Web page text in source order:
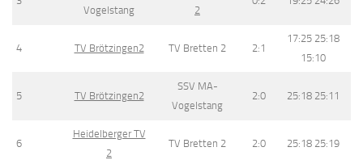
Vogelstang
2
4 TV Brötzingen2 TV Bretten 2 2:1
17:25 25:18
15:10
5 TV Brötzingen2
SSV MA-
Vogelstang
2:0 25:18 25:11
6
Heidelberger TV
2
TV Bretten 2 2:0 25:18 25:19